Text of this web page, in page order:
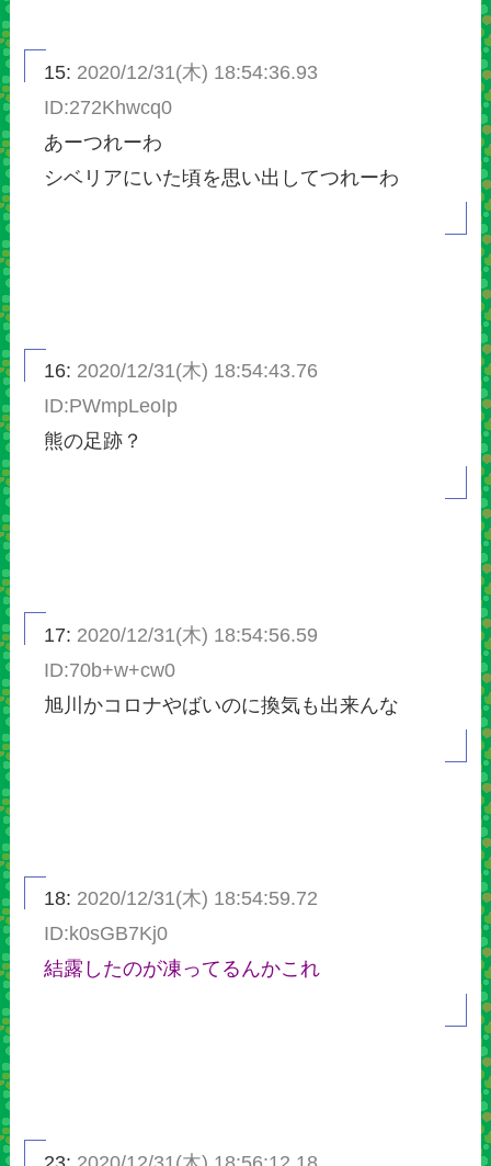
15: 2020/12/31(木) 18:54:36.93
ID:272Khwcq0
あーつれーわ
シベリアにいた頃を思い出してつれーわ
16: 2020/12/31(木) 18:54:43.76
ID:PWmpLeoIp
熊の足跡？
17: 2020/12/31(木) 18:54:56.59
ID:70b+w+cw0
旭川かコロナやばいのに換気も出来んな
18: 2020/12/31(木) 18:54:59.72
ID:k0sGB7Kj0
結露したのが凍ってるんかこれ